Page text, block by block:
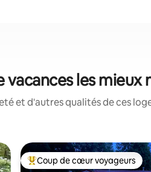
vacances les mieux
et d'autres qualités de ces
Coup de cœur voyageurs
Coup de cœur voyageurs